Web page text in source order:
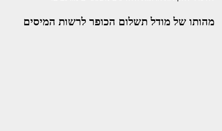
מהותו של מודל תשלום הכופר לרשות המיסים